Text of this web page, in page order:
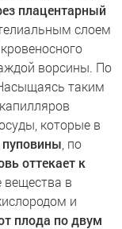
плацентарный
слоем
ворсины. По
таким
которые в
пуповины , по
оттекает к
вещества в
и
плода по двум